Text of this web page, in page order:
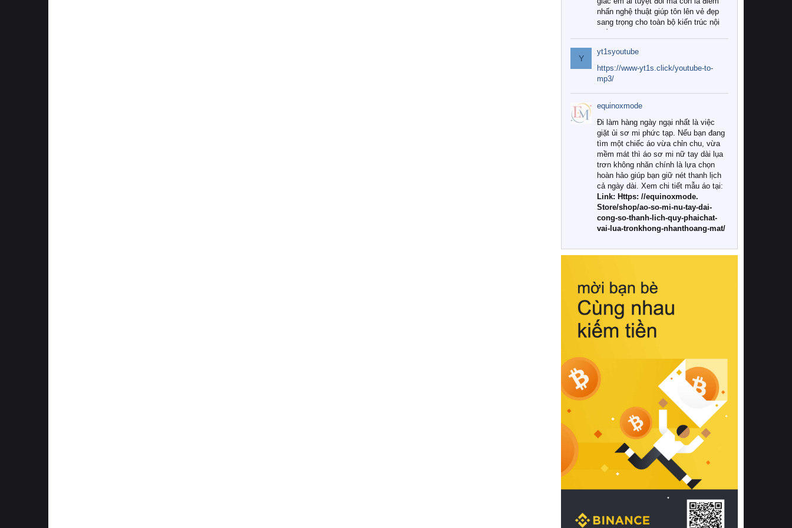
nhấn nghệ thuật giúp tôn lên vẻ đẹp
sang trọng cho toàn bộ kiến trúc nội
Tuy nhiên, giữa thị trường đa dạng
với vô vàn thương hiệu và mẫu mã
như hiện nay, làm thế nào để chọn
được những bộ chăn ga gối đệm cao
cấp thực sự chất lượng, phù hợp với
khí hậu và nhu cầu sử dụng của gia
đình? Hãy cùng chúng tôi đi tìm lời
giải đáp chi tiết qua bài viết dưới đây.
1. Tại sao các gia đình hiện đại lại ưa
chuộng chăn ga gối đệm cao cấp?
Khác với các dòng sản phẩm thông
thường, những bộ chăn ga gối đệm
cao cấp trải qua quy trình sản xuất
nghiêm ngặt từ khâu chọn lọc nguyên
liệu tự nhiên đến công nghệ dệt
nhuộm hiện đại không chứa hóa chất
này, bạn sẽ cảm nhận rõ rệt sự khác
hồi chuẩn xác của phần đệm nâng đỡ
cột sống.
Bên cạnh đó, việc lựa chọn các dòng
sản phẩm đạt chuẩn chất lượng quốc
tế còn giúp ngăn ngừa tình trạng kích
khuẩn và nấm mốc trong điều kiện
thời tiết nóng ẩm. Bạn có thể tìm hiểu
thêm các nghiên cứu khoa học về tác
động của giấc ngủ và môi trường
phòng ngủ đối với sức khỏe con
người tại Sleep Foundation (External
Link) để có cái nhìn toàn diện hơn.
2. Các tiêu chí vàng khi lựa chọn
chăn ga gối đệm cao cấp cho phòng
ngủ
Để sở hữu một bộ chăn ga gối đệm
cao cấp hoàn hảo cả về thẩm mỹ lẫn
công năng, người tiêu dùng cần cân
nhắc kỹ lưỡng các tiêu chí quan trọng
Y
yt1syoutube
https://www-yt1s.click/youtube-to-
mp3/
equinoxmode
Đi làm hàng ngày ngại nhất là việc
giặt ủi sơ mi phức tạp. Nếu bạn đang
tìm một chiếc áo vừa chỉn chu, vừa
mềm mát thì áo sơ mi nữ tay dài lụa
trơn không nhăn chính là lựa chọn
hoàn hảo giúp bạn giữ nét thanh lịch
cả ngày dài. Xem chi tiết mẫu áo tại:
Link: Https: //equinoxmode.
Store/shop/ao-so-mi-nu-tay-dai-
cong-so-thanh-lich-quy-phaichat-
vai-lua-tronkhong-nhanthoang-mat/